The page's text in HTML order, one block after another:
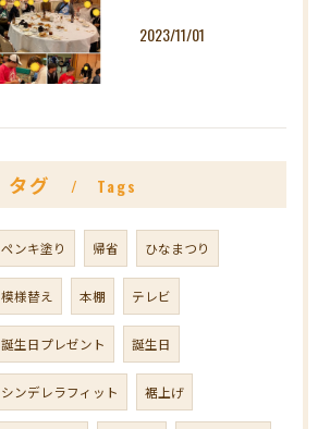
2023/11/01
タグ Tags
ペンキ塗り 帰省 ひなまつり
模様替え 本棚 テレビ
誕生日プレゼント 誕生日
シンデレラフィット 裾上げ